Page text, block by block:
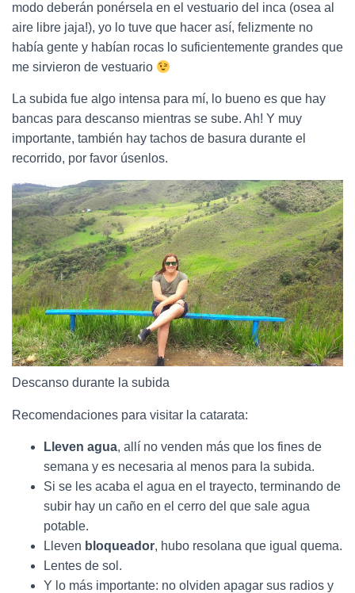
modo deberán ponérsela en el vestuario del inca (osea al
aire libre jaja!), yo lo tuve que hacer así, felizmente no
había gente y habían rocas lo suficientemente grandes que
me sirvieron de vestuario
La subida fue algo intensa para mí, lo bueno es que hay
bancas para descanso mientras se sube. Ah! Y muy
importante, también hay tachos de basura durante el
recorrido, por favor úsenlos.
Descanso durante la subida
Recomendaciones para visitar la catarata:
Lleven agua, allí no venden más que los fines de
semana y es necesaria al menos para la subida.
Si se les acaba el agua en el trayecto, terminando de
subir hay un caño en el cerro del que sale agua
potable.
Lleven bloqueador, hubo resolana que igual quema.
Lentes de sol.
Y lo más importante: no olviden apagar sus radios y